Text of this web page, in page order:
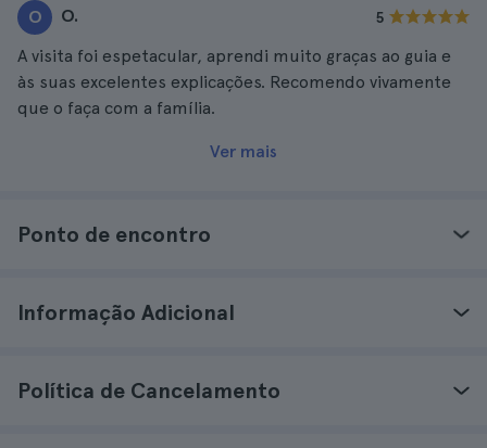
O O. 5
A visita foi espetacular, aprendi muito graças ao guia e
às suas excelentes explicações. Recomendo vivamente
que o faça com a família.
Ver mais
Ponto de encontro
Informação Adicional
Política de Cancelamento